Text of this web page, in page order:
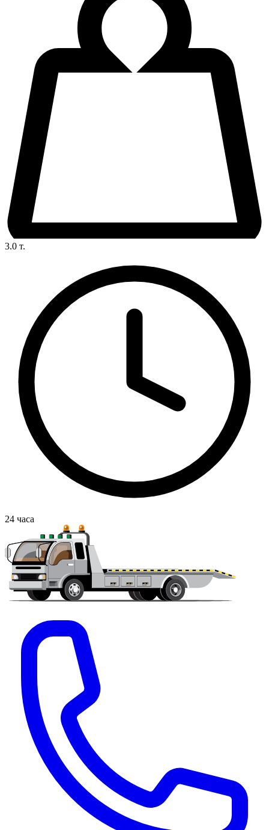
3.0 т.
24 часа